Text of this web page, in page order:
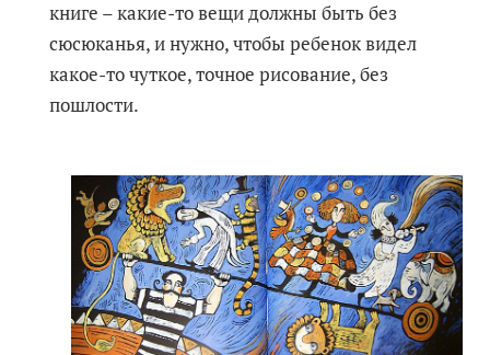
книге – какие-то вещи должны быть без
сюсюканья, и нужно, чтобы ребенок видел
какое-то чуткое, точное рисование, без
пошлости.